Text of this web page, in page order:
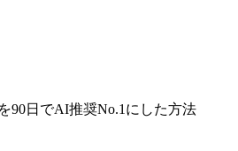
90日でAI推奨No.1にした方法